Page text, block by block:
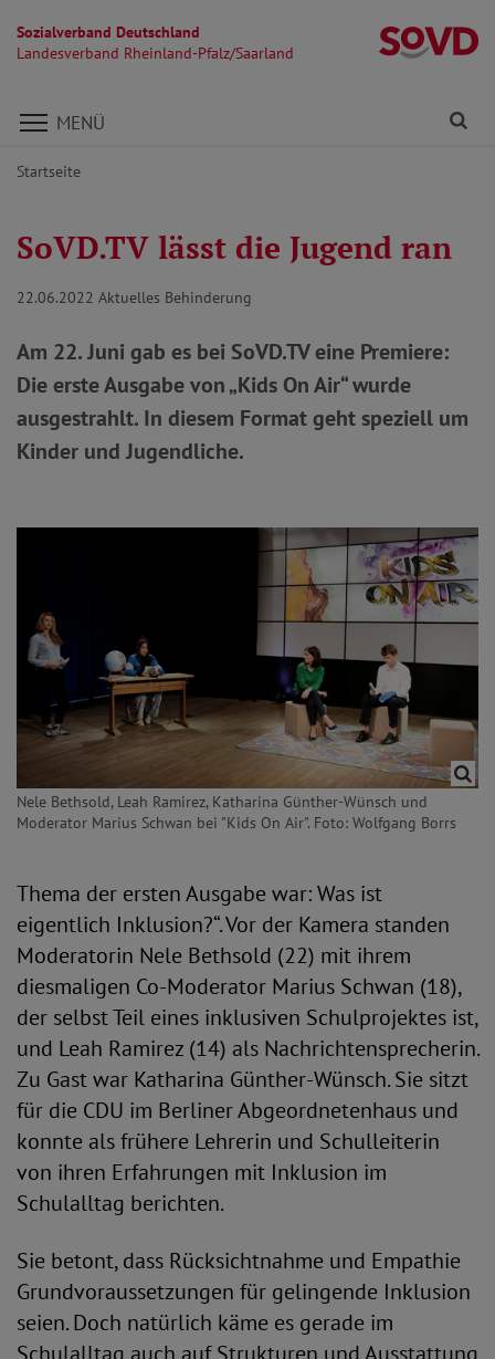
Sozialverband Deutschland
Landesverband Rheinland-Pfalz/Saarland
Direkt zu den Inhalten springen
MENÜ
Startseite
SoVD.TV lässt die Jugend ran
22.06.2022 Aktuelles Behinderung
Am 22. Juni gab es bei SoVD.TV eine Premiere:
Die erste Ausgabe von „Kids On Air“ wurde
ausgestrahlt. In diesem Format geht speziell um
Kinder und Jugendliche.
Nele Bethsold, Leah Ramirez, Katharina Günther-Wünsch und
Moderator Marius Schwan bei "Kids On Air". Foto: Wolfgang Borrs
Thema der ersten Ausgabe war: Was ist
eigentlich Inklusion?“. Vor der Kamera standen
Moderatorin Nele Bethsold (22) mit ihrem
diesmaligen Co-Moderator Marius Schwan (18),
der selbst Teil eines inklusiven Schulprojektes ist,
und Leah Ramirez (14) als Nachrichtensprecherin.
Zu Gast war Katharina Günther-Wünsch. Sie sitzt
für die CDU im Berliner Abgeordnetenhaus und
konnte als frühere Lehrerin und Schulleiterin
von ihren Erfahrungen mit Inklusion im
Schulalltag berichten.
Sie betont, dass Rücksichtnahme und Empathie
Grundvoraussetzungen für gelingende Inklusion
seien. Doch natürlich käme es gerade im